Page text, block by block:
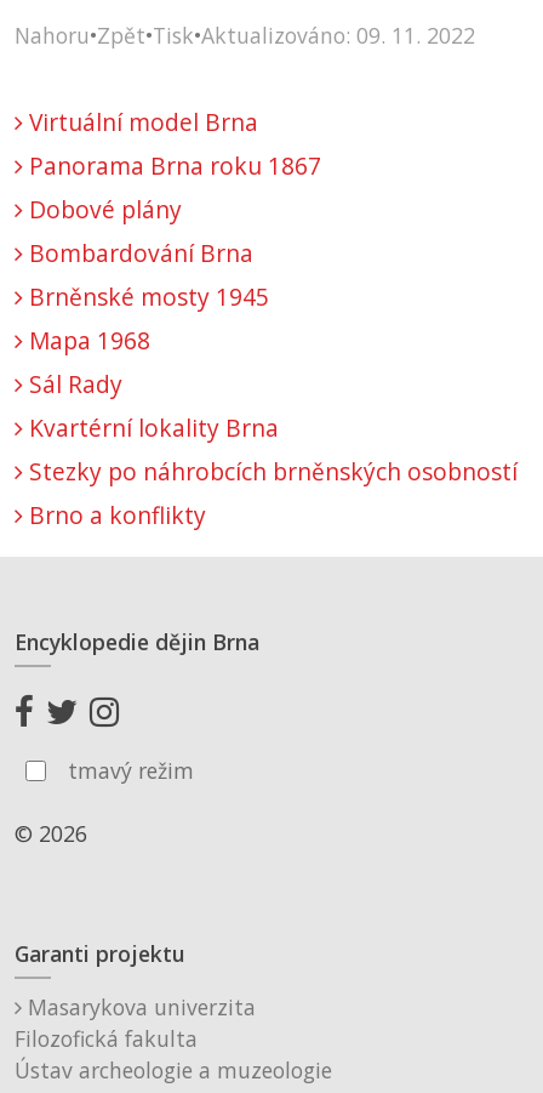
Nahoru•Zpět•Tisk•Aktualizováno: 09. 11. 2022
Virtuální model Brna
Panorama Brna roku 1867
Dobové plány
Bombardování Brna
Brněnské mosty 1945
Mapa 1968
Sál Rady
Kvartérní lokality Brna
Stezky po náhrobcích brněnských osobností
Brno a konflikty
Encyklopedie dějin Brna
tmavý režim
© 2026
Garanti projektu
Masarykova univerzita
Filozofická fakulta
Ústav archeologie a muzeologie